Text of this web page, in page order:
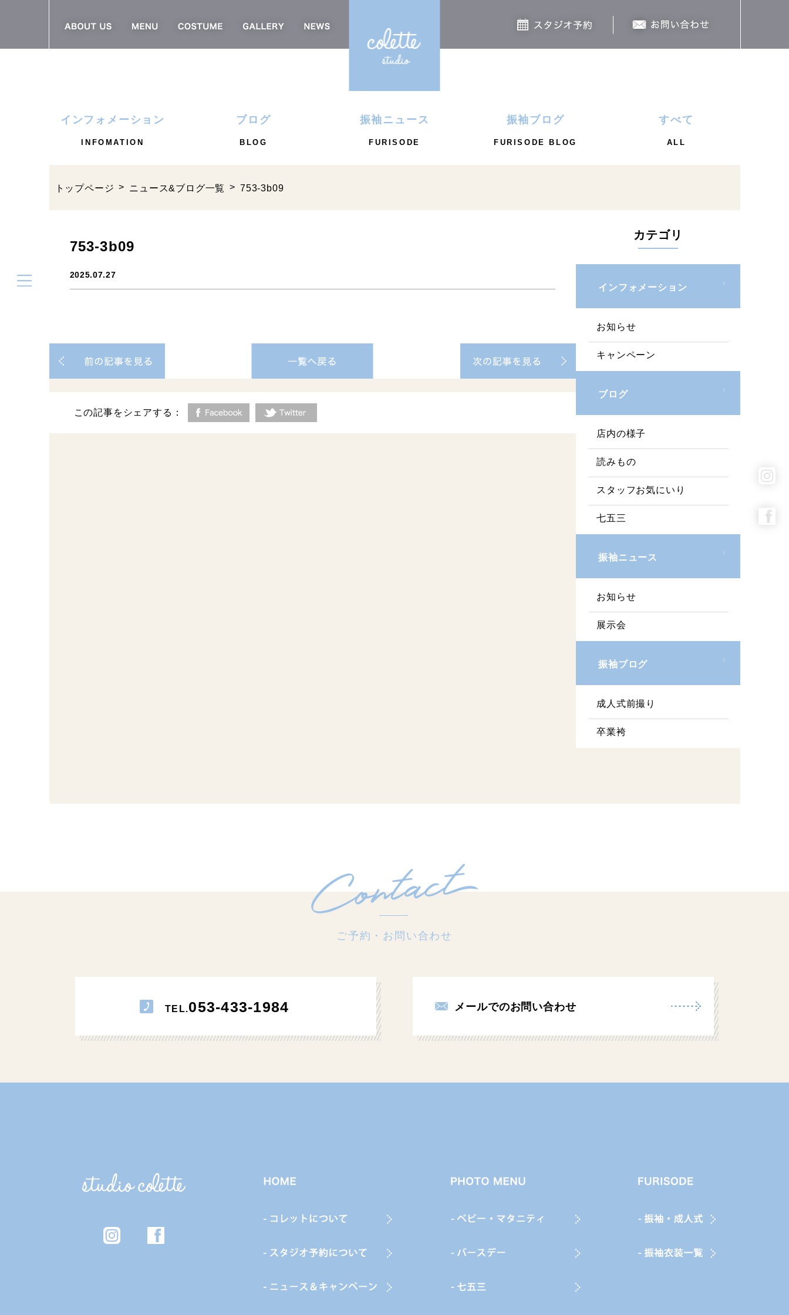
インフォメーション
INFOMATION
ブログ
BLOG
振袖ニュース
FURISODE
振袖ブログ
FURISODE BLOG
すべて
ALL
トップページ ニュース&ブログ一覧 753-3b09
753-3b09
2025.07.27
この記事をシェアする：
カテゴリ
インフォメーション
お知らせ
キャンペーン
ブログ
店内の様子
読みもの
スタッフお気にいり
七五三
振袖ニュース
お知らせ
展示会
振袖ブログ
成人式前撮り
卒業袴
ご予約・お問い合わせ
TEL.053-433-1984 メールでのお問い合わせ